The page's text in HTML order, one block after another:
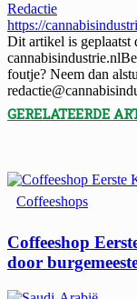
Redactie
https://
Dit artikel is geplaatst
foutje? Neem dan
GERELATEERDE
Coffeeshops
Coffeeshop
door